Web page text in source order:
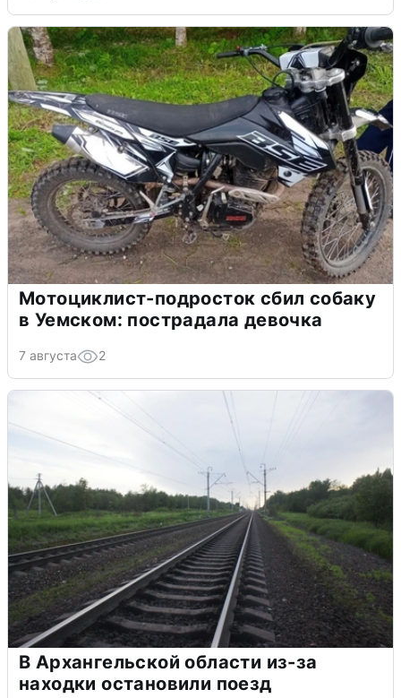
Мотоциклист-подросток сбил собаку
в Уемском: пострадала девочка
7 августа 2
В Архангельской области из-за
находки остановили поезд